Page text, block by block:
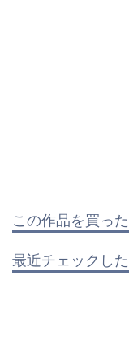
この作品を買っ
最近チェックし